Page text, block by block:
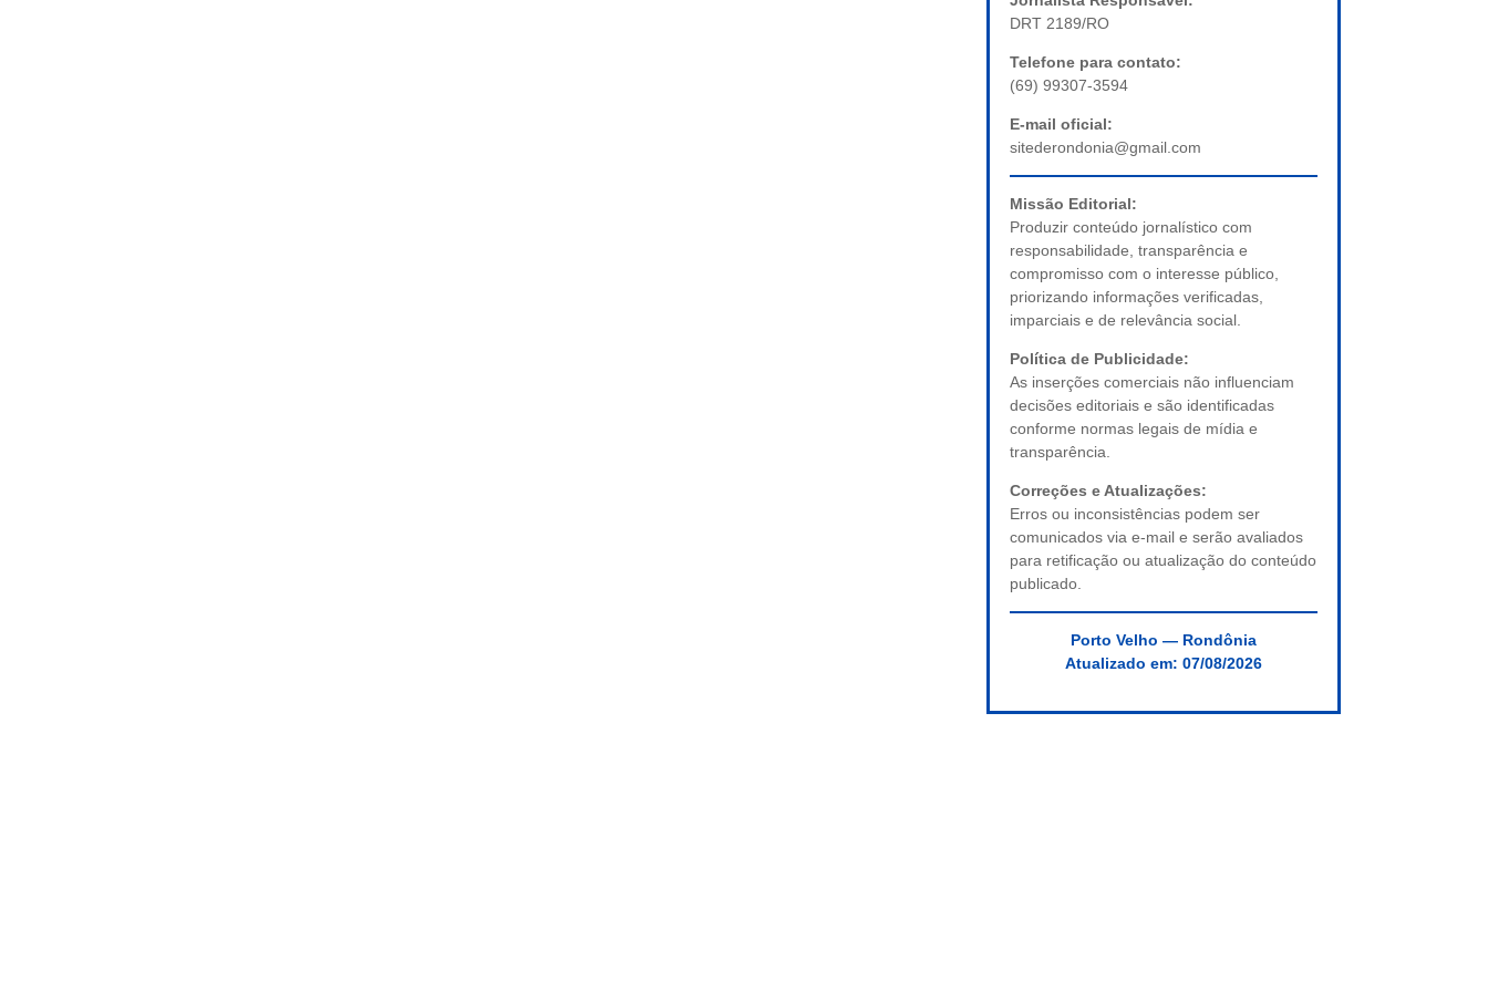
DRT 2189/RO
Telefone para contato:
(69) 99307-3594
E-mail oficial:
sitederondonia@gmail.com
Missão Editorial:
Produzir conteúdo jornalístico com
responsabilidade, transparência e
compromisso com o interesse público,
priorizando informações verificadas,
imparciais e de relevância social.
Política de Publicidade:
As inserções comerciais não influenciam
decisões editoriais e são identificadas
conforme normas legais de mídia e
transparência.
Correções e Atualizações:
Erros ou inconsistências podem ser
comunicados via e-mail e serão avaliados
para retificação ou atualização do conteúdo
publicado.
Porto Velho — Rondônia
Atualizado em: 07/08/2026